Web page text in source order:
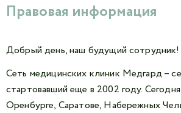
Правовая информация
Добрый день, наш будущий сотрудник!
Сеть медицинских клиник Медгард –
стартовавший еще в 2002 году.
Оренбурге, Саратове, Набережных